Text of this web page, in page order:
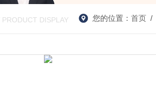
PRODUCT DISPLAY 您的位置： 首页/